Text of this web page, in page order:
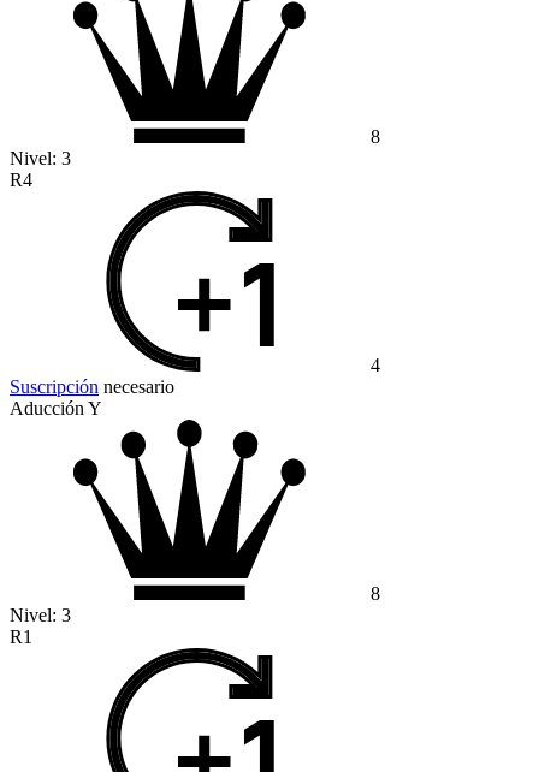
8
Nivel: 3
R4
4
Suscripción necesario
Aducción Y
8
Nivel: 3
R1